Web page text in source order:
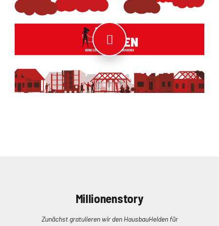
Millionenstory
Zunächst gratulieren wir den HausbauHelden für